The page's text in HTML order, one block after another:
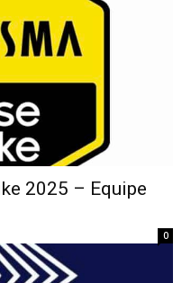
2025 – Equipe
0